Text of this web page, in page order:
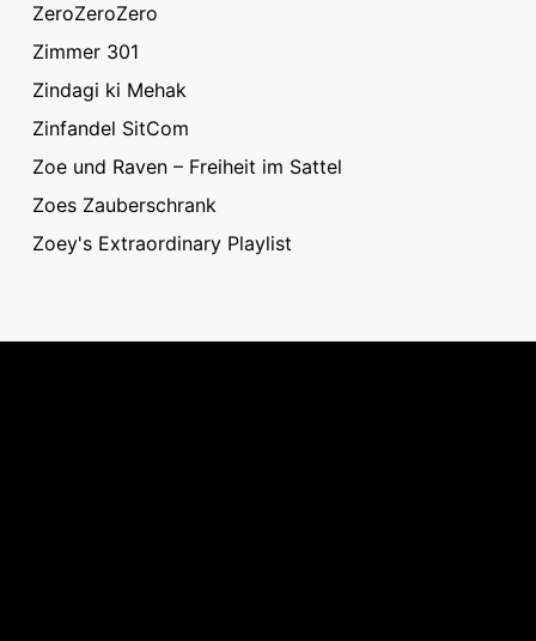
ZeroZeroZero
Zimmer 301
Zindagi ki Mehak
Zinfandel SitCom
Zoe und Raven – Freiheit im Sattel
Zoes Zauberschrank
Zoey's Extraordinary Playlist